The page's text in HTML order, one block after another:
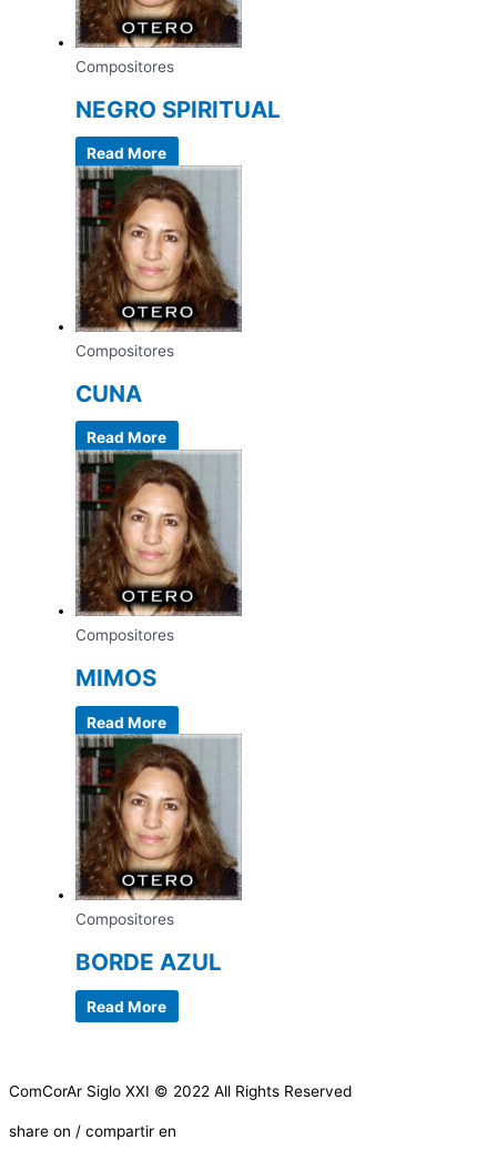
Compositores
NEGRO SPIRITUAL
Read More
Compositores
CUNA
Read More
Compositores
MIMOS
Read More
Compositores
BORDE AZUL
Read More
ComCorAr Siglo XXI © 2022 All Rights Reserved
share on / compartir en